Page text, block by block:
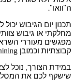
ה"וואו".
תכנון יום הגיבוש
מחלקתי או גיבוש
מפגשים מעוררי
קבוצתיות וכמובן
במידת הצורך, נוכל
שישקף לכם את המסלול